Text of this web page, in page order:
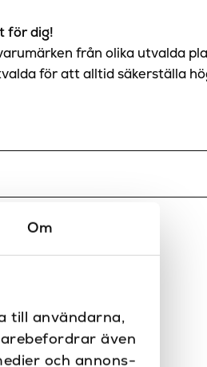
Om
till användarna,
även
och annons-
för dig!
från olika utvalda
för att alltid säkerställa
1220
Borstad nickel, Krom,
Matt svart, Nickel,
Duschdraperistänger
BP